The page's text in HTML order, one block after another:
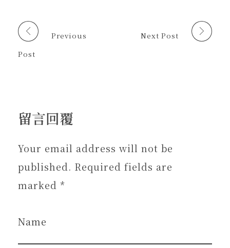
)
Previous
Post
Next Post
留言回覆
Your email address will not be
published. Required fields are
marked *
Name